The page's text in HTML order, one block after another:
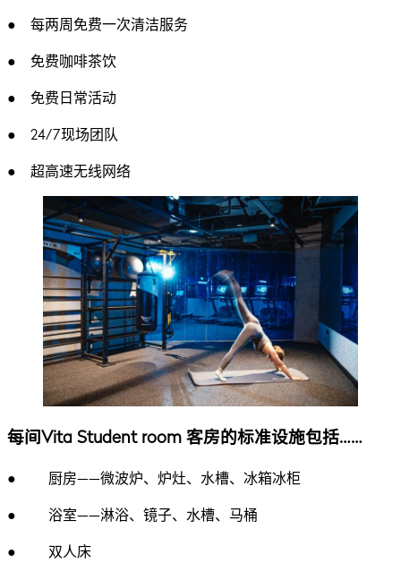
● 每两周免费一次清洁服务
● 免费咖啡茶饮
● 免费日常活动
● 24/7现场团队
● 超高速无线网络
每间Vita Student room 客房的标准设施包括……
● 厨房——微波炉、炉灶、水槽、冰箱冰柜
● 浴室——淋浴、镜子、水槽、马桶
● 双人床